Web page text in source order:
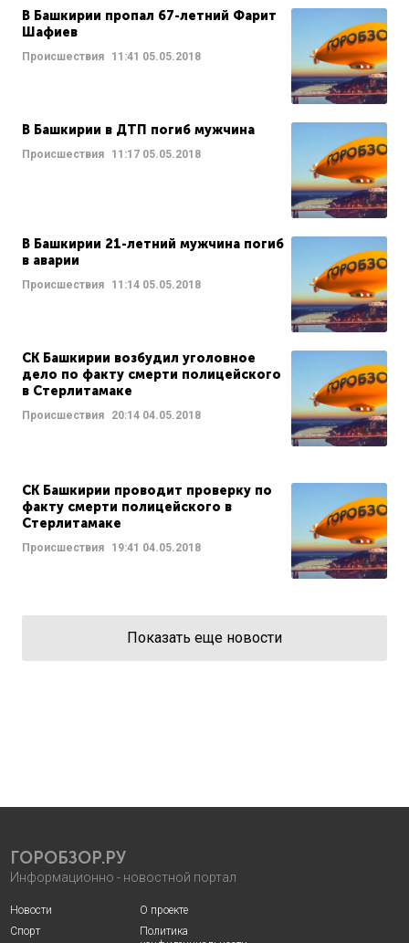
В Башкирии пропал 67-летний Фарит
Шафиев
Происшествия 11:41 05.05.2018
В Башкирии в ДТП погиб мужчина
Происшествия 11:17 05.05.2018
В Башкирии 21-летний мужчина погиб
в аварии
Происшествия 11:14 05.05.2018
СК Башкирии возбудил уголовное
дело по факту смерти полицейского
в Стерлитамаке
Происшествия 20:14 04.05.2018
СК Башкирии проводит проверку по
факту смерти полицейского в
Стерлитамаке
Происшествия 19:41 04.05.2018
Показать еще новости
ГОРОБЗОР.РУ
Информационно - новостной портал
Новости
Спорт
О проекте
Политика